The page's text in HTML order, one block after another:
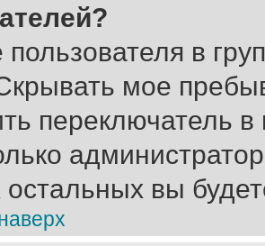
пользователя в
мое
переключатель
остальных вы